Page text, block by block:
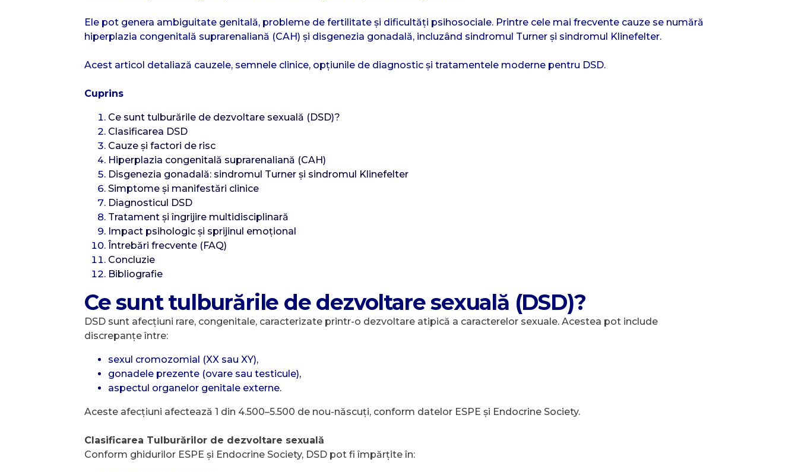
Ele pot genera ambiguitate genitală, probleme de fertilitate și dificultăți psihosociale. Printre cele mai frecvente cauze se numără
hiperplazia congenitală suprarenaliană (CAH) și disgenezia gonadală, incluzând sindromul Turner și sindromul Klinefelter.
Acest articol detaliază cauzele, semnele clinice, opțiunile de diagnostic și tratamentele moderne pentru DSD.
Cuprins
Ce sunt tulburările de dezvoltare sexuală (DSD)?
Clasificarea DSD
Cauze și factori de risc
Hiperplazia congenitală suprarenaliană (CAH)
Disgenezia gonadală: sindromul Turner și sindromul Klinefelter
Simptome și manifestări clinice
Diagnosticul DSD
Tratament și îngrijire multidisciplinară
Impact psihologic și sprijinul emoțional
Întrebări frecvente (FAQ)
Concluzie
Bibliografie
Ce sunt tulburările de dezvoltare sexuală (DSD)?
DSD sunt afecțiuni rare, congenitale, caracterizate printr-o dezvoltare atipică a caracterelor sexuale. Acestea pot include
discrepanțe între:
sexul cromozomial (XX sau XY),
gonadele prezente (ovare sau testicule),
aspectul organelor genitale externe.
Aceste afecțiuni afectează 1 din 4.500–5.500 de nou-născuți, conform datelor ESPE și Endocrine Society.
Clasificarea Tulburărilor de dezvoltare sexuală
Conform ghidurilor ESPE și Endocrine Society, DSD pot fi împărțite în: